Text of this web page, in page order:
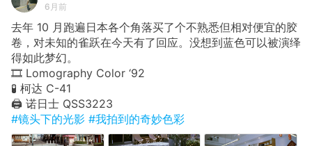
6月前
去年 10 月跑遍日本各个角落买了个不熟悉但相对便宜的胶
卷，对未知的雀跃在今天有了回应。没想到蓝色可以被演绎
得如此梦幻。
🎞️ Lomography Color ‘92
🧪 柯达 C-41
🖨️ 诺日士 QSS3223
#镜头下的光影 #我拍到的奇妙色彩